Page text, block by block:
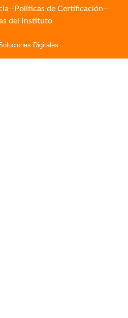
Políticas de Certificación
del Instituto
Digitales